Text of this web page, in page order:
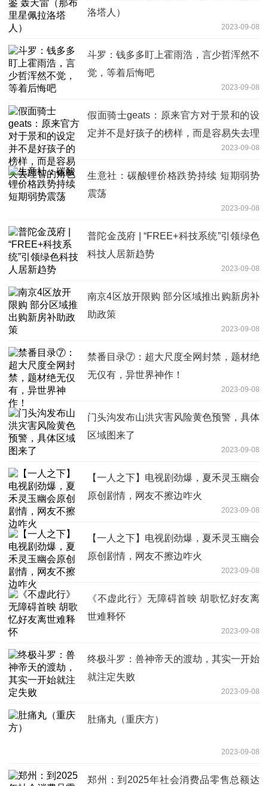
洛塔人）
2023-09-08
斗罗：钱多多盯上霍雨浩，言少哲浑然不
觉，等着后悔吧
2023-09-08
假面骑士geats：原来官方对于景和的设
定并不是好孩子的榜样，而是容易失去理
2023-09-08
生意社：碳酸锂价格跌势持续 短期弱势
震荡
2023-09-08
普陀金茂府 | “FREE+科技系统”引领绿色
科技人居新趋势
2023-09-08
南京4区放开限购 部分区域推出购新房补
助政策
2023-09-08
禁番目录⑦：超大尺度全网封禁，题材绝
无仅有，异世界神作！
2023-09-08
门头沟发布山洪灾害风险黄色预警，具体
区域图来了
2023-09-08
【一人之下】电视剧劲爆，夏禾灵玉幽会
原创剧情，网友不擦边咋火
2023-09-08
【一人之下】电视剧劲爆，夏禾灵玉幽会
原创剧情，网友不擦边咋火
2023-09-08
《不虚此行》无障碍首映 胡歌忆好友离
世难释怀
2023-09-08
终极斗罗：兽神帝天的渡劫，其实一开始
就注定失败
2023-09-08
肚痛丸（重庆方）
2023-09-08
郑州：到2025年社会消费品零售总额达